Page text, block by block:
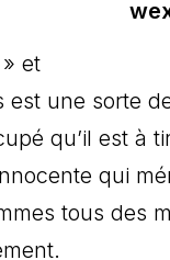
et
est une sorte
qu’il est à
qui
tous des